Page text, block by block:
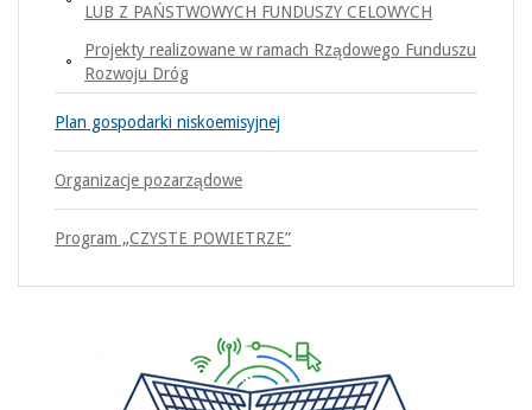
LUB Z PAŃSTWOWYCH FUNDUSZY CELOWYCH
Projekty realizowane w ramach Rządowego Funduszu
Rozwoju Dróg
Plan gospodarki niskoemisyjnej
Organizacje pozarządowe
Program „CZYSTE POWIETRZE”